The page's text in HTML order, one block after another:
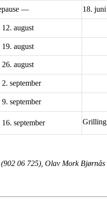
— 18.
august
august
august
september
september
september Grilling
06 725), Olav Mork